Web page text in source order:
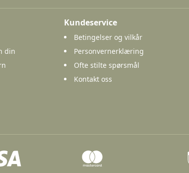
din
Kundeservice
Betingelser og vilkår
Personvernerklæring
Ofte stilte spørsmål
Kontakt oss